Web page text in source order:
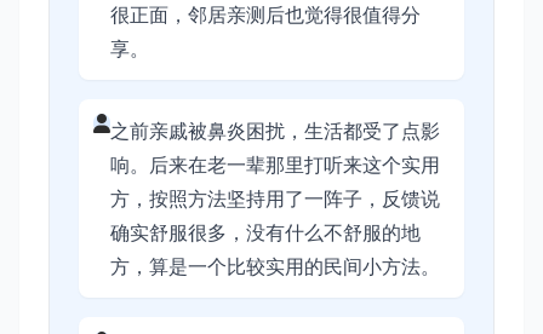
很正面，邻居亲测后也觉得很值得分
享。
之前亲戚被鼻炎困扰，生活都受了点影
响。后来在老一辈那里打听来这个实用
方，按照方法坚持用了一阵子，反馈说
确实舒服很多，没有什么不舒服的地
方，算是一个比较实用的民间小方法。